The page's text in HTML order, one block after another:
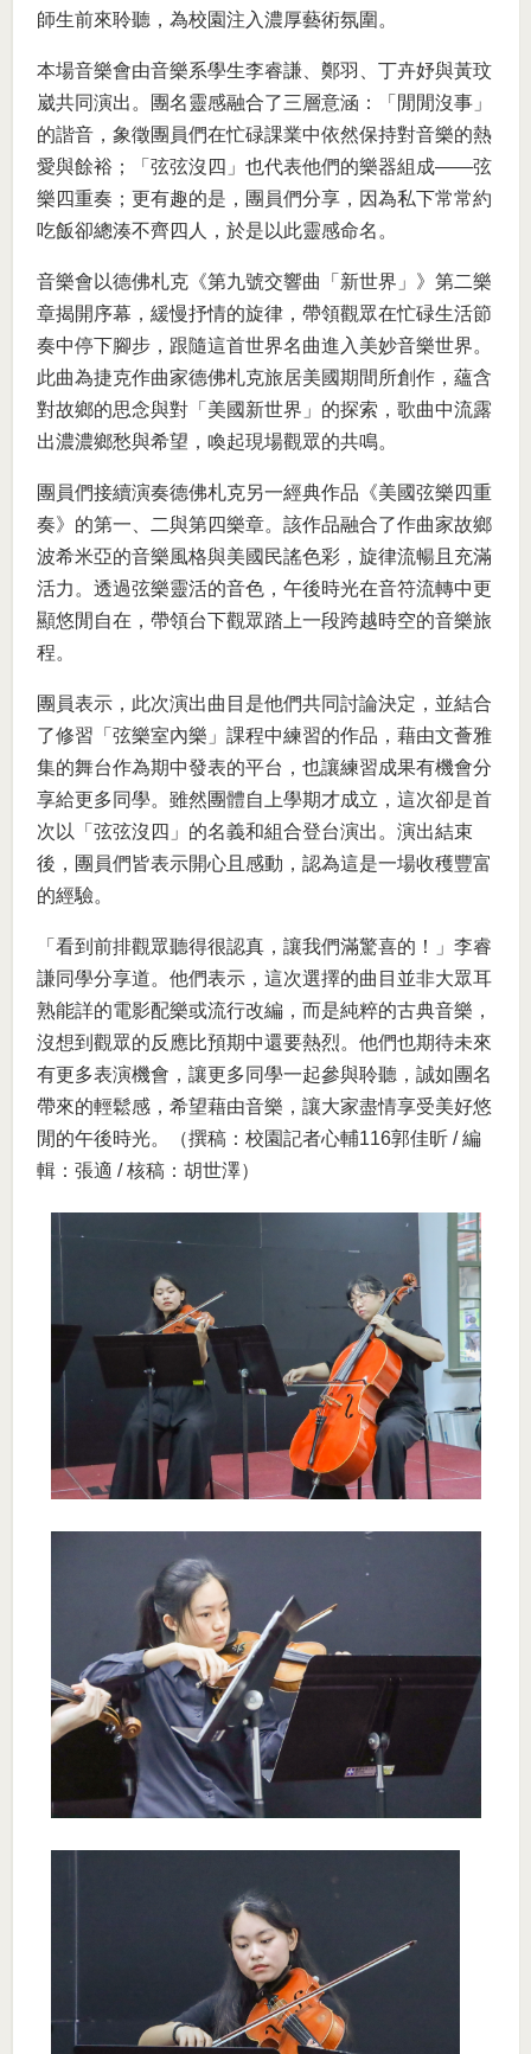
師生前來聆聽，為校園注入濃厚藝術氛圍。
本場音樂會由音樂系學生李睿謙、鄭羽、丁卉妤與黃玟
崴共同演出。團名靈感融合了三層意涵：「閒閒沒事」
的諧音，象徵團員們在忙碌課業中依然保持對音樂的熱
愛與餘裕；「弦弦沒四」也代表他們的樂器組成——弦
樂四重奏；更有趣的是，團員們分享，因為私下常常約
吃飯卻總湊不齊四人，於是以此靈感命名。
音樂會以德佛札克《第九號交響曲「新世界」》第二樂
章揭開序幕，緩慢抒情的旋律，帶領觀眾在忙碌生活節
奏中停下腳步，跟隨這首世界名曲進入美妙音樂世界。
此曲為捷克作曲家德佛札克旅居美國期間所創作，蘊含
對故鄉的思念與對「美國新世界」的探索，歌曲中流露
出濃濃鄉愁與希望，喚起現場觀眾的共鳴。
團員們接續演奏德佛札克另一經典作品《美國弦樂四重
奏》的第一、二與第四樂章。該作品融合了作曲家故鄉
波希米亞的音樂風格與美國民謠色彩，旋律流暢且充滿
活力。透過弦樂靈活的音色，午後時光在音符流轉中更
顯悠閒自在，帶領台下觀眾踏上一段跨越時空的音樂旅
程。
團員表示，此次演出曲目是他們共同討論決定，並結合
了修習「弦樂室內樂」課程中練習的作品，藉由文薈雅
集的舞台作為期中發表的平台，也讓練習成果有機會分
享給更多同學。雖然團體自上學期才成立，這次卻是首
次以「弦弦沒四」的名義和組合登台演出。演出結束
後，團員們皆表示開心且感動，認為這是一場收穫豐富
的經驗。
「看到前排觀眾聽得很認真，讓我們滿驚喜的！」李睿
謙同學分享道。他們表示，這次選擇的曲目並非大眾耳
熟能詳的電影配樂或流行改編，而是純粹的古典音樂，
沒想到觀眾的反應比預期中還要熱烈。他們也期待未來
有更多表演機會，讓更多同學一起參與聆聽，誠如團名
帶來的輕鬆感，希望藉由音樂，讓大家盡情享受美好悠
閒的午後時光。（撰稿：校園記者心輔116郭佳昕 / 編
輯：張適 / 核稿：胡世澤）